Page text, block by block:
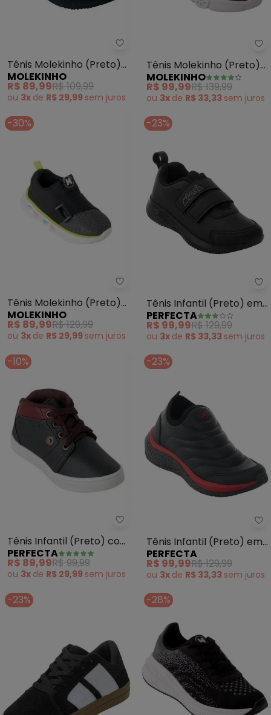
Molekinho - Tênis Molekinho
Tênis Molekinho (Preto)
em Tecido
MOLEKINHO
R$ 89,99R$ 109,99
ou 3x de R$ 29,99 sem juros
Tênis Molekinho (Preto)
em Sintético
MOLEKINHO
R$ 99,99R$ 139,99
ou 3x de R$ 33,33 sem juros
-30%
Molekinho - Tênis Molekinho
Tênis Molekinho (Preto)
em Tecido com Eslático
MOLEKINHO
R$ 89,99R$ 129,99
ou 3x de R$ 29,99 sem juros
-23%
Tênis Infantil (Preto) em
Sintético
PERFECTA
R$ 99,99R$ 129,99
ou 3x de R$ 33,33 sem juros
-10%
Perfecta - Tênis Infantil
Tênis Infantil (Preto) com
Detalhe em Bordô
PERFECTA
R$ 89,99R$ 99,99
ou 3x de R$ 29,99 sem juros
-23%
Tênis Infantil (Preto) em
Sintético
PERFECTA
R$ 99,99R$ 129,99
ou 3x de R$ 33,33 sem juros
-23% -28%